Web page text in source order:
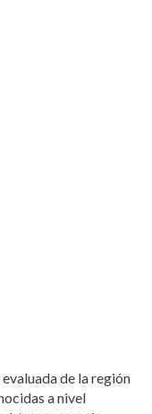
de la región
a nivel